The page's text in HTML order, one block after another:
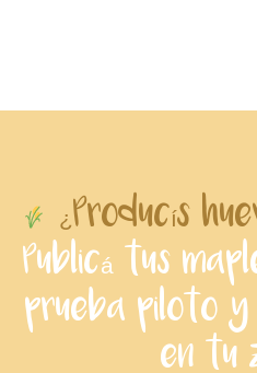
¿Producís
Publicá tus
prueba piloto
en tu